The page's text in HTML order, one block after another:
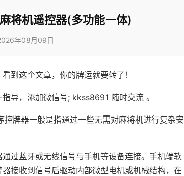
将机遥控器(多功能一体)
年08月09日
到这个文章，你的牌运就要转了！
导，添加微信号; kkss8691 随时交流 。
牌器一般是指通过一些无需对麻将机进行复杂安
过蓝牙或无线信号与手机等设备连接。手机端软
接收到信号后驱动内部微型电机或机械结构，在